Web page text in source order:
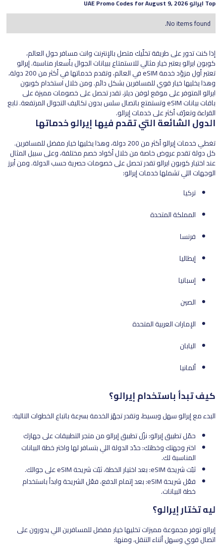
Top ايرالوUAE Promo Codes for
August 9, 2026
No items found.
إذا كنت تدور على طريقة تخلّيك متصل بالإنترنت وانت مسافر حول العالم،
كوبون ايرالو يعتبر خيار مثالي للاستمتاع ببيانات الجوال بأسعار مناسبة. إيرالو
تعتبر أول مزوّد خدمة eSIM في العالم، وتقدم خدماتها في أكثر من 200 دولة،
وهذا يخليها خيار قوي للمسافرين بشكل دائم. ومن خلال استخدام كوبون
ايرالو المتوفر على موقع لوفن ديلز، تقدر تحصل على خصومات مميزة على
باقات بيانات eSIM وتستمتع باتصال سلس بدون تكاليف التجوال المرتفعة. تابع
القراءة وتعرّف أكثر على خدمات إيرالو.
الدول الشائعة التي تقدم فيها إيرالو خدماتها
تغطي خدمات إيرالو أكثر من 200 دولة، وهذا يخليها خيار مفضل للمسافرين.
كل دولة تقدم عروض خاصة من خلال أكواد خصم مختلفة، وعلى سبيل المثال
عند اختيار كوبون ايرالو تقدر تحصل على خصومات حصرية حسب الدولة. ومن أبرز
الوجهات اللي تشملها خدمات إيرالو:
تركيا
المملكة المتحدة
فرنسا
إيطاليا
إسبانيا
الصين
الإمارات العربية المتحدة
اليابان
ألمانيا
كيف تبدأ باستخدام إيرالو؟
البدء مع إيرالو سهل وبسيط، وتقدر تجهّز الخدمة بسرعة باتباع الخطوات التالية:
حمّل تطبيق إيرالو: نزّل تطبيق إيرالو من متجر التطبيقات على جهازك
اختر وجهتك وخطتك: حدّد الدولة اللي بتسافر لها واختر خطة البيانات
المناسبة لك.
ثبّت شريحة eSIM: بعد اختيار الخطة، ثبّت شريحة eSIM على جوالك.
فعّل شريحة eSIM: بعد إتمام الدفع، فعّل الشريحة وابدأ باستخدام
خطة البيانات.
ليه تختار إيرالو؟
إيرالو توفر مجموعة مميزات تخليها خيار مفضل للمسافرين اللي يدورون على
اتصال قوي وسهل أثناء التنقل، ومنها: